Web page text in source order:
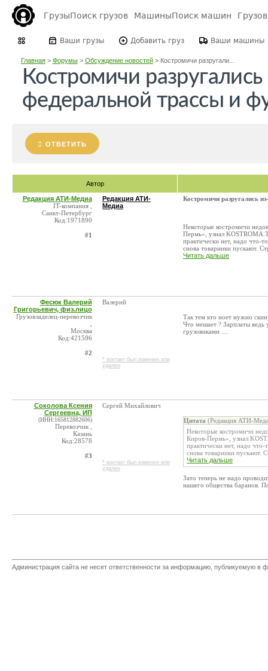
ГрузыПоиск грузов МашиныПоиск машин
Ваши грузы Добавить груз Ваши машины
Главная> Форумы> Обсуждение новостей> Костромичи разругали...
Костромичи разругались
федеральной трассы и
ОТВЕТИТЬ
Автор
Редакция АТИ-Медиа
IT-компания ,
Санкт-Петербург
Код:1971890
#1
Редакция АТИ-
Медиа
Костромичи разругались
Некоторые костромичи
Пермь», узнал
практически нет, надо что-
снова товарники пускают.
Читать дальше
Фесюк Валерий
Григорьевич, физ.лицо
Грузовладелец-перевозчик
Москва
Код:421596
#2
Валерий
* контакт был изменен или
удален
Так тем кто ноет нужно
Что мешает ? Зарплаты ведь
грузовиками ....
Соколова Ксения
Сергеевна, ИП
(ИНН:165812882606)
Перевозчик ,
Казань
Код:28578
#3
Сергей Михайлович
* контакт был изменен или
удален
Цитата (Редакция АТИ-
Некоторые костромичи
Киров-Пермь», узнал
практически нет, надо
снова товарники пускают.
Читать дальше
Зато теперь не надо
нашего общества баранов.
Администрация сайта не несет ответственности за информацию, публикуемую